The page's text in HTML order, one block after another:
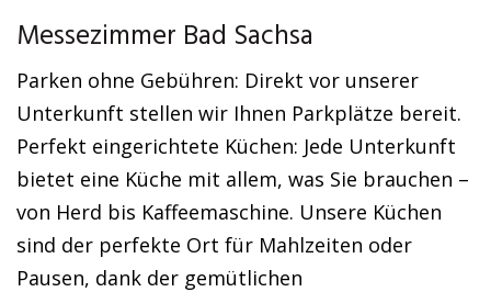
Messezimmer Bad Sachsa
Parken ohne Gebühren: Direkt vor unserer
Unterkunft stellen wir Ihnen Parkplätze bereit.
Perfekt eingerichtete Küchen: Jede Unterkunft
bietet eine Küche mit allem, was Sie brauchen –
von Herd bis Kaffeemaschine. Unsere Küchen
sind der perfekte Ort für Mahlzeiten oder
Pausen, dank der gemütlichen